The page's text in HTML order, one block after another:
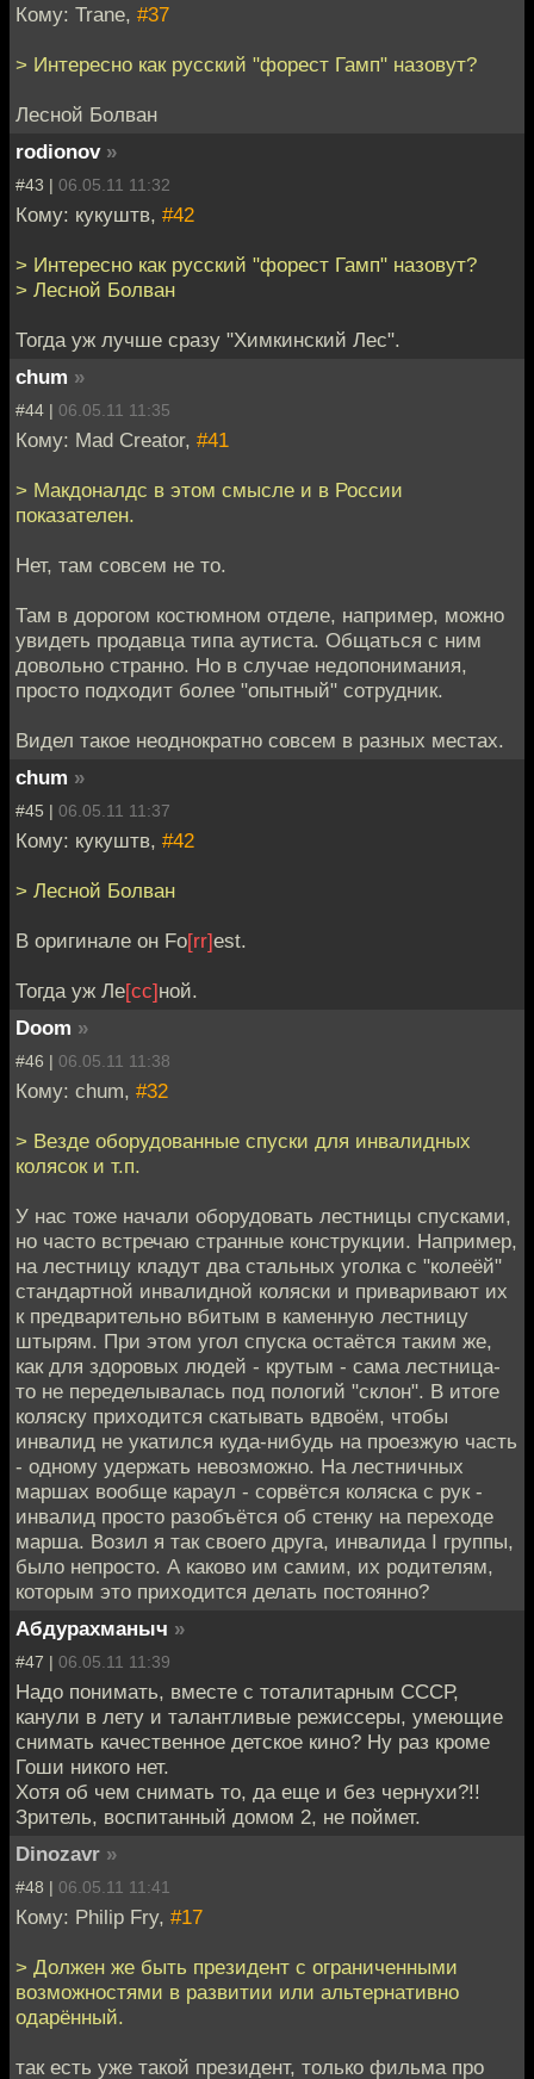
Кому: Trane, #37
> Интересно как русский "форест Гамп" назовут?
Лесной Болван
rodionov »
#43 | 06.05.11 11:32
Кому: кукуштв, #42
> Интересно как русский "форест Гамп" назовут?
> Лесной Болван
Тогда уж лучше сразу "Химкинский Лес".
chum »
#44 | 06.05.11 11:35
Кому: Mad Creator, #41
> Макдоналдс в этом смысле и в России
показателен.
Нет, там совсем не то.
Там в дорогом костюмном отделе, например, можно
увидеть продавца типа аутиста. Общаться с ним
довольно странно. Но в случае недопонимания,
просто подходит более "опытный" сотрудник.
Видел такое неоднократно совсем в разных местах.
chum »
#45 | 06.05.11 11:37
Кому: кукуштв, #42
> Лесной Болван
В оригинале он Fo[rr]est.
Тогда уж Ле[сс]ной.
Doom »
#46 | 06.05.11 11:38
Кому: chum, #32
> Везде оборудованные спуски для инвалидных
колясок и т.п.
У нас тоже начали оборудовать лестницы спусками,
но часто встречаю странные конструкции. Например,
на лестницу кладут два стальных уголка с "колеёй"
стандартной инвалидной коляски и приваривают их
к предварительно вбитым в каменную лестницу
штырям. При этом угол спуска остаётся таким же,
как для здоровых людей - крутым - сама лестница-
то не переделывалась под пологий "склон". В итоге
коляску приходится скатывать вдвоём, чтобы
инвалид не укатился куда-нибудь на проезжую часть
- одному удержать невозможно. На лестничных
маршах вообще караул - сорвётся коляска с рук -
инвалид просто разобъётся об стенку на переходе
марша. Возил я так своего друга, инвалида I группы,
было непросто. А каково им самим, их родителям,
которым это приходится делать постоянно?
Абдурахманыч »
#47 | 06.05.11 11:39
Надо понимать, вместе с тоталитарным СССР,
канули в лету и талантливые режиссеры, умеющие
снимать качественное детское кино? Ну раз кроме
Гоши никого нет.
Хотя об чем снимать то, да еще и без чернухи?!!
Зритель, воспитанный домом 2, не поймет.
Dinozavr »
#48 | 06.05.11 11:41
Кому: Philip Fry, #17
> Должен же быть президент с ограниченными
возможностями в развитии или альтернативно
одарённый.
так есть уже такой президент, только фильма про